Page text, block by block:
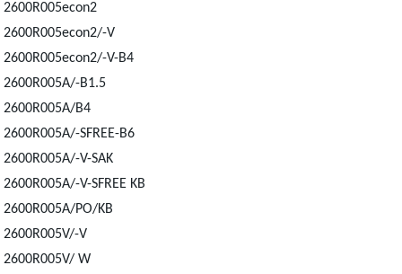
2600R005econ2
2600R005econ2/-V
2600R005econ2/-V-B4
2600R005A/-B1.5
2600R005A/B4
2600R005A/-SFREE-B6
2600R005A/-V-SAK
2600R005A/-V-SFREE KB
2600R005A/PO/KB
2600R005V/-V
2600R005V/ W